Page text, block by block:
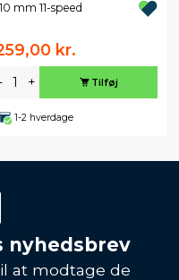
mm 11-speed
kr.
+ Tilføj
1-2 hverdage
nyhedsbrev
at modtage de